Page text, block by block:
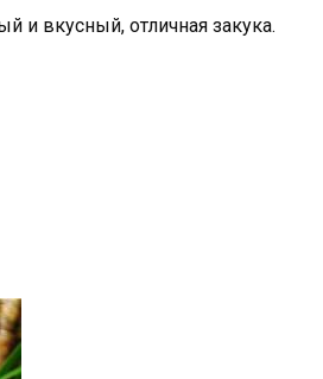
и вкусный, отличная закука.